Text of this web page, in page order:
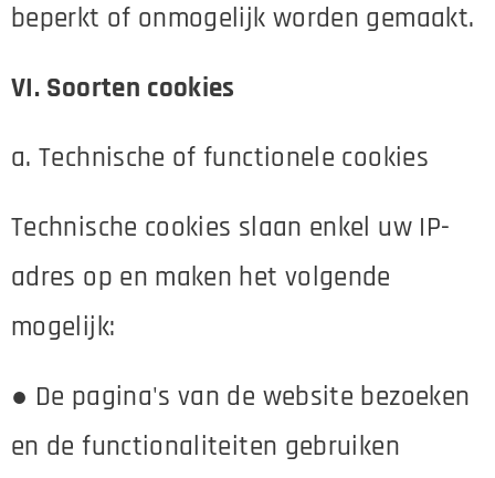
beperkt of onmogelijk worden gemaakt.
VI. Soorten cookies
a. Technische of functionele cookies
Technische cookies slaan enkel uw IP-
adres op en maken het volgende
mogelijk:
● De pagina's van de website bezoeken
en de functionaliteiten gebruiken